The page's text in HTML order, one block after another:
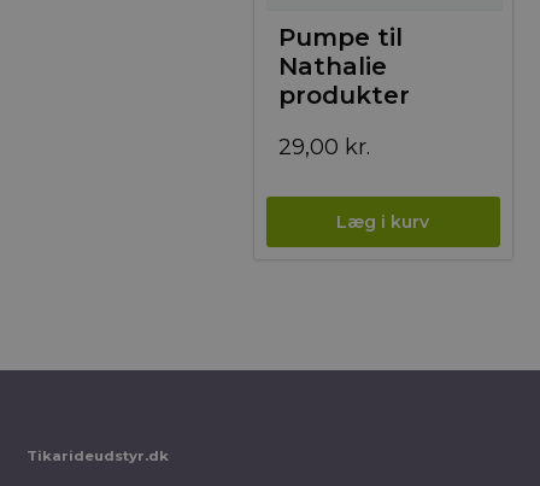
Pumpe til
Nathalie
produkter
29,00 kr.
Tikarideudstyr.dk